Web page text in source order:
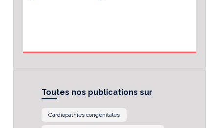
Toutes nos publications sur
Cardiopathies congénitales